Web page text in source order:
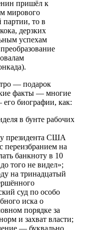
пришёл к
мирового
партии, то в
дерзких
успехам
— подарок
факты — многие
биографии, как:
в бунте рабочих
президента США
переизбранием на
банкноту в 10
того не видел»;
на тринадцатый
суд по особо
иска о
порядке за
и захват власти;
— буквально